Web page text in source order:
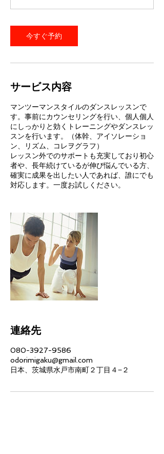
今すぐ予約
サービス内容
マンツーマンスタイルのダンスレッスンで
す。事前にカウンセリングを行い、個人個人
にしっかりと効くトレーニングやダンスレッ
スンを行います。（体幹、アイソレーショ
ン、リズム、コレヲグラフ）
レッスン外でのサポートも充実しており初心
者や、長年続けているが伸び悩んでいる方、
確実に成果を出したい人であれば、誰にでも
対応します。一度お試しください。
連絡先
080-3927-9586
odorimigaku@gmail.com
日本、茨城県水戸市南町２丁目４−２